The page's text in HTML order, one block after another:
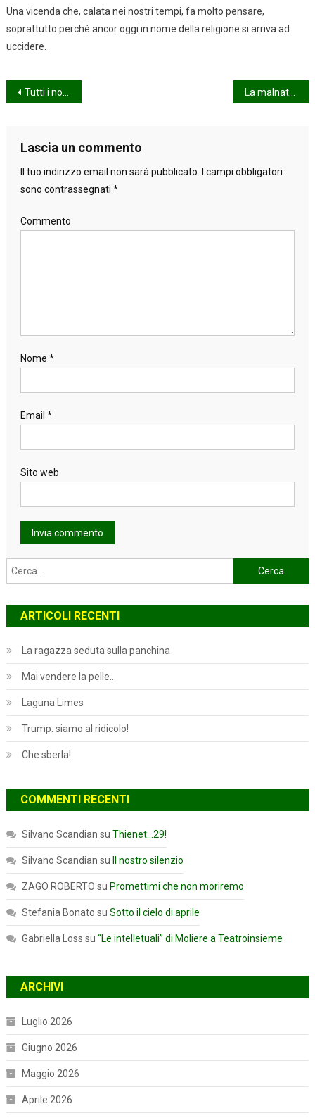
Una vicenda che, calata nei nostri tempi, fa molto pensare,
soprattutto perché ancor oggi in nome della religione si arriva ad
uccidere.
Navigazione
Tutti i nodi vengono al pettine! La malnata
Lascia un commento
Il tuo indirizzo email non sarà pubblicato.
I campi obbligatori
sono contrassegnati *
Commento
Nome *
Email *
Sito web
Ricerca
per:
ARTICOLI RECENTI
La ragazza seduta sulla panchina
Mai vendere la pelle…
Laguna Limes
Trump: siamo al ridicolo!
Che sberla!
COMMENTI RECENTI
Silvano Scandian su Thienet…29!
Silvano Scandian su Il nostro silenzio
ZAGO ROBERTO su Promettimi che non moriremo
Stefania Bonato su Sotto il cielo di aprile
Gabriella Loss su “Le intelletuali” di Moliere a Teatroinsieme
ARCHIVI
Luglio 2026
Giugno 2026
Maggio 2026
Aprile 2026